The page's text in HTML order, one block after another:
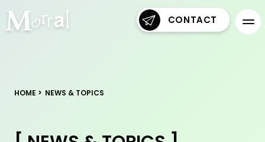
CONTACT
HOME NEWS & TOPICS